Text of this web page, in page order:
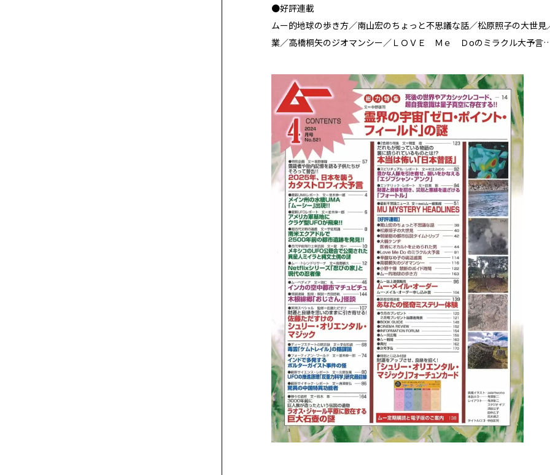
●好評連載
ムー的地球の歩き方／南山宏のちょっと不思議な話／松原照子の大世
業／高橋桐矢のジオマンシー／ＬＯＶＥ Ｍｅ Ｄoのミラクル大予